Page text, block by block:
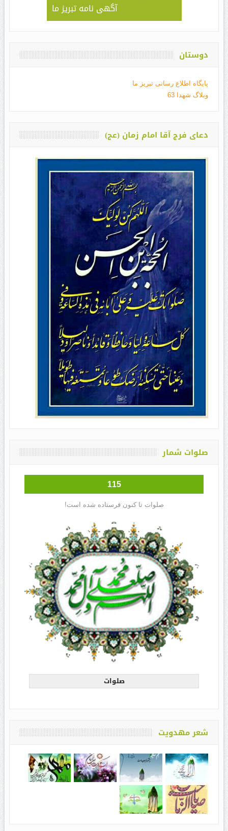
آگهی نامه تبریز ما
دوستان
پایگاه اطلاع رسانی تبریز ما
وبلاگ شهدا 63
دعای فرج آقا امام زمان (عج)
صلوات شمار
115
صلوات تا کنون فرستاده شده است!
صلوات
شعر مهدویت